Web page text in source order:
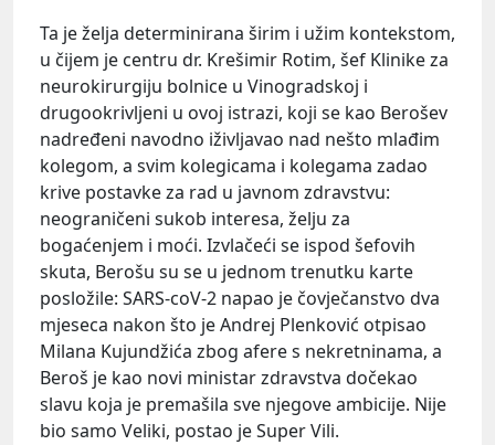
Ta je želja determinirana širim i užim kontekstom,
u čijem je centru dr. Krešimir Rotim, šef Klinike za
neurokirurgiju bolnice u Vinogradskoj i
drugookrivljeni u ovoj istrazi, koji se kao Berošev
nadređeni navodno iživljavao nad nešto mlađim
kolegom, a svim kolegicama i kolegama zadao
krive postavke za rad u javnom zdravstvu:
neograničeni sukob interesa, želju za
bogaćenjem i moći. Izvlačeći se ispod šefovih
skuta, Berošu su se u jednom trenutku karte
posložile: SARS-coV-2 napao je čovječanstvo dva
mjeseca nakon što je Andrej Plenković otpisao
Milana Kujundžića zbog afere s nekretninama, a
Beroš je kao novi ministar zdravstva dočekao
slavu koja je premašila sve njegove ambicije. Nije
bio samo Veliki, postao je Super Vili.